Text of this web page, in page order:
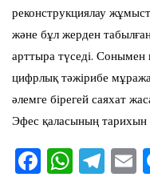
реконструкциялау
және бұл жерден
арттыра түседі.
цифрлық тәжірибе
әлемге бірегей саяхат
Эфес қаласының тарихын
F W T E